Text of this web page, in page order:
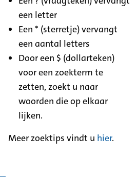
een letter
Een * (sterretje) vervangt
een aantal letters
Door een $ (dollarteken)
voor een zoekterm te
zetten, zoekt u naar
woorden die op elkaar
lijken.
Meer zoektips vindt u hier.